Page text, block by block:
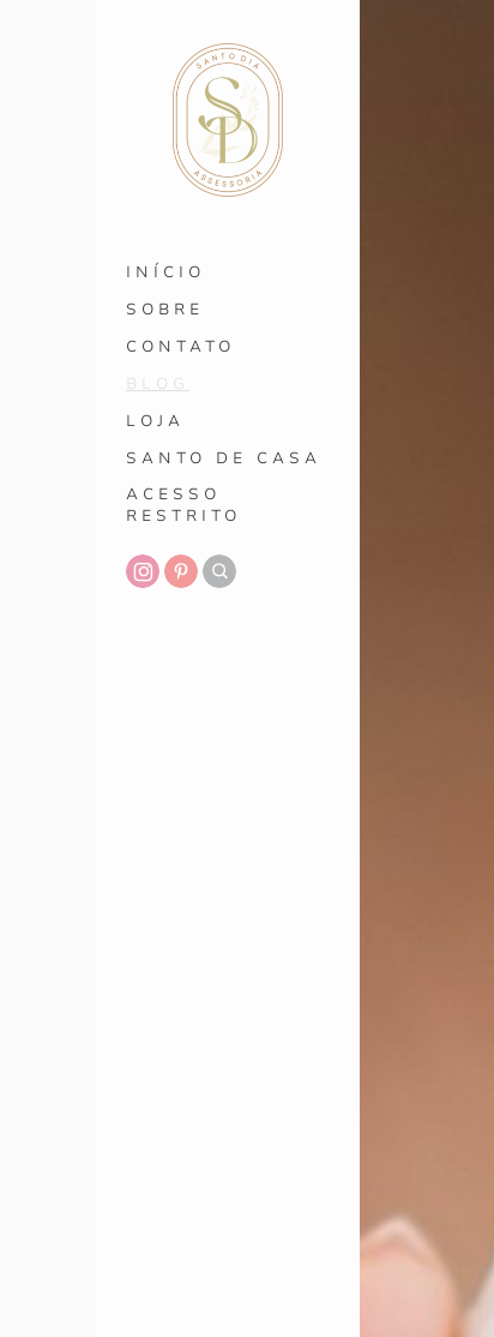
INÍCIO
SOBRE
CONTATO
BLOG
LOJA
SANTO DE CASA
ACESSO
RESTRITO